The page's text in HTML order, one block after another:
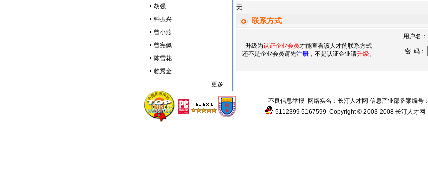
胡强
钟振兴
曾小燕
曾宪佩
陈雪花
赖秀金
更多...
无
联系方式
升级为认证企业会员才能查看该人才的联系方式
还不是企业会员请先注册 ，不是认证企业请升级。
用户名：
密 码：
不良信息举报 网络实名： 长汀人才网 信息产业部备案编号：
5112399 5167599 Copyright © 2003-2008 长汀人才网